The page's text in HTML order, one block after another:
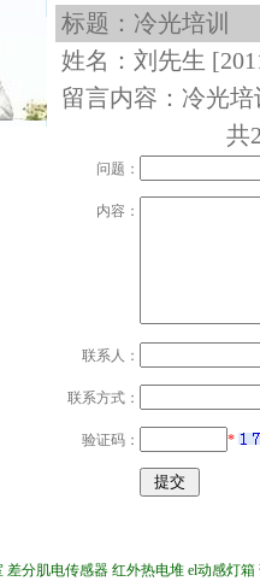
标题：冷光培训
姓名：刘先生
留言内容：冷光
共
问题：
内容：
联系人：
联系方式：
验证码： *
差分肌电传感器 红外热电堆 el动感灯箱